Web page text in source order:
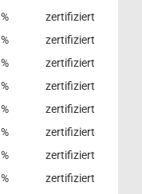
%
zertifiziert
%
zertifiziert
%
zertifiziert
%
zertifiziert
%
zertifiziert
%
zertifiziert
%
zertifiziert
%
zertifiziert